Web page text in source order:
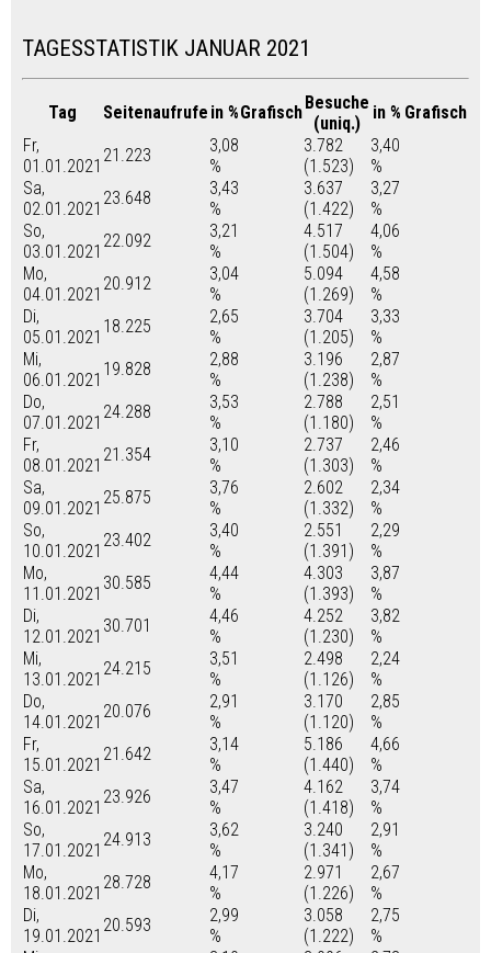
TAGESSTATISTIK JANUAR 2021
Tag Seitenaufrufe in %GrafischBesuche
(uniq.)
in % Grafisch
Fr,
01.01.2021
21.223
3,08
%
3.782
(1.523)
3,40
%
Sa,
02.01.2021
23.648
3,43
%
3.637
(1.422)
3,27
%
So,
03.01.2021
22.092
3,21
%
4.517
(1.504)
4,06
%
Mo,
04.01.2021
20.912
3,04
%
5.094
(1.269)
4,58
%
Di,
05.01.2021
18.225
2,65
%
3.704
(1.205)
3,33
%
Mi,
06.01.2021
19.828
2,88
%
3.196
(1.238)
2,87
%
Do,
07.01.2021
24.288
3,53
%
2.788
(1.180)
2,51
%
Fr,
08.01.2021
21.354
3,10
%
2.737
(1.303)
2,46
%
Sa,
09.01.2021
25.875
3,76
%
2.602
(1.332)
2,34
%
So,
10.01.2021
23.402
3,40
%
2.551
(1.391)
2,29
%
Mo,
11.01.2021
30.585
4,44
%
4.303
(1.393)
3,87
%
Di,
12.01.2021
30.701
4,46
%
4.252
(1.230)
3,82
%
Mi,
13.01.2021
24.215
3,51
%
2.498
(1.126)
2,24
%
Do,
14.01.2021
20.076
2,91
%
3.170
(1.120)
2,85
%
Fr,
15.01.2021
21.642
3,14
%
5.186
(1.440)
4,66
%
Sa,
16.01.2021
23.926
3,47
%
4.162
(1.418)
3,74
%
So,
17.01.2021
24.913
3,62
%
3.240
(1.341)
2,91
%
Mo,
18.01.2021
28.728
4,17
%
2.971
(1.226)
2,67
%
Di,
19.01.2021
20.593
2,99
%
3.058
(1.222)
2,75
%